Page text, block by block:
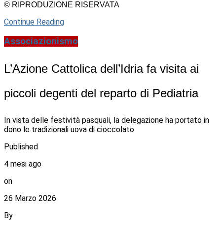
© RIPRODUZIONE RISERVATA
Continue Reading
Associazionismo
L’Azione Cattolica dell’Idria fa visita ai
piccoli degenti del reparto di Pediatria
In vista delle festività pasquali, la delegazione ha portato in
dono le tradizionali uova di cioccolato
Published
4 mesi ago
on
26 Marzo 2026
By